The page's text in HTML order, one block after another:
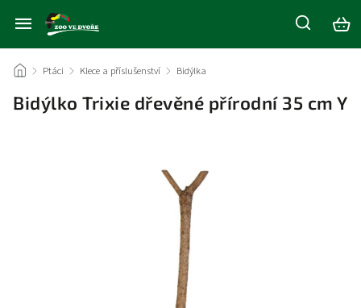
/ Ptáci / Klece a příslušenství / Bidýlka
Bidýlko Trixie dřevěné přírodní 35 cm Y